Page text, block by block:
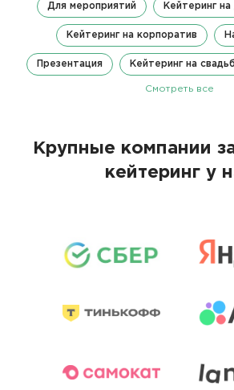
Для мероприятий Кейтеринг
Кейтеринг на корпоратив
Презентация Кейтеринг на
Смотреть все
Крупные компании
кейтеринг у